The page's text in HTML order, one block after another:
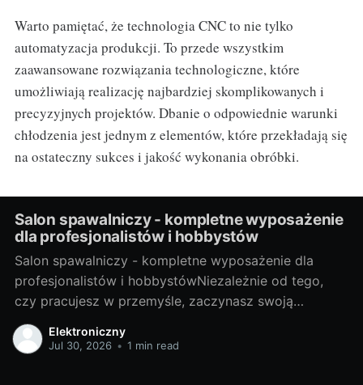
Warto pamiętać, że technologia CNC to nie tylko
automatyzacja produkcji. To przede wszystkim
zaawansowane rozwiązania technologiczne, które
umożliwiają realizację najbardziej skomplikowanych i
precyzyjnych projektów. Dbanie o odpowiednie warunki
chłodzenia jest jednym z elementów, które przekładają się
na ostateczny sukces i jakość wykonania obróbki.
Salon spawalniczy - kompletne wyposażenie
dla profesjonalistów i hobbystów
Salon spawalniczy - kompletne wyposażenie dla
profesjonalistów i hobbystówNiezależnie od tego,
czy pracujesz w przemyśle, zaczynasz swoją
przygodę z hobbystycznym spawaniem, czy jesteś
gdzieś pomiędzy, salon spawalniczy to miejsce, które
Elektroniczny
Jul 30, 2026 • 1 min read